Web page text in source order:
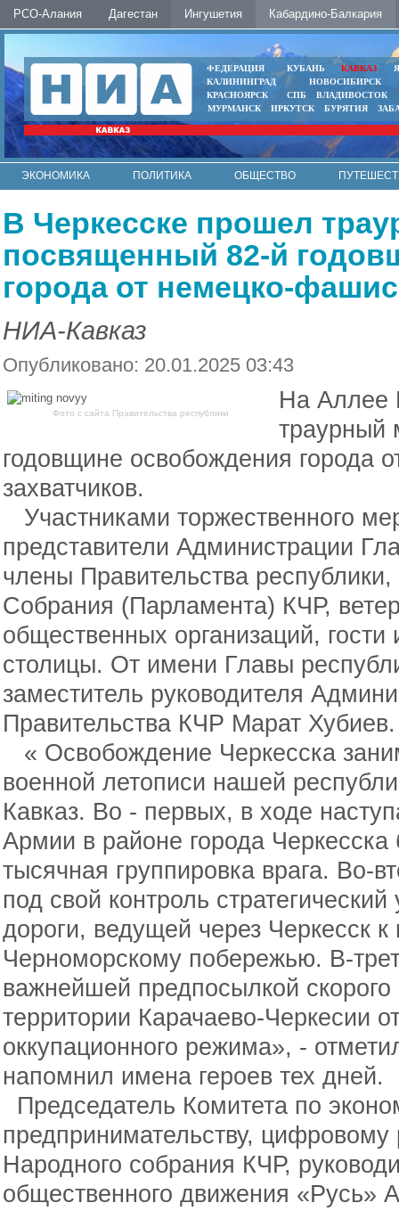
РСО-Алания Дагестан Ингушетия Кабардино-Балкария
ФЕДЕРАЦИЯ КУБАНЬ КАВКАЗ
КАЛИНИНГРАД
НОВОСИБИРСК
КРАСНОЯРСК
СПБ
ВЛАДИВОСТОК
МУРМАНСК
ИРКУТСК БУРЯТИЯ
ЭКОНОМИКА ПОЛИТИКА ОБЩЕСТВО
В Черкесске прошел
посвященный 82-й
города от немецко-
НИА-Кавказ
Опубликовано: 20.01.2025 03:43
Фото с сайта Правительства республики
На Аллее
траурный
годовщине освобождения города
захватчиков.
Участниками торжественного
представители Администрации
члены Правительства
Собрания (Парламента) КЧР,
общественных организаций,
столицы. От имени Главы
заместитель руководителя
Правительства КЧР Марат Хубиев.
« Освобождение Черкесска
военной летописи нашей
Кавказ. Во - первых, в ходе
Армии в районе города
тысячная группировка врага. Во-
под свой контроль
дороги, ведущей через Черкесск
Черноморскому побережью. В-
важнейшей предпосылкой
территории Карачаево-Черкесии
оккупационного режима», -
напомнил имена героев тех дней.
Председатель Комитета по
предпринимательству, цифровому
Народного собрания КЧР,
общественного движения «Русь»